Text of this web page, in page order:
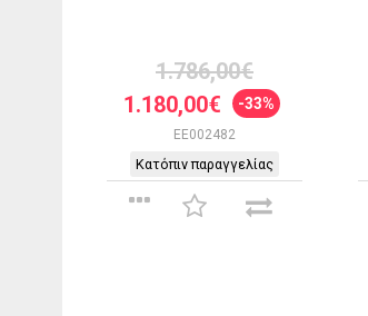
1.786,00€
1.180,00€
-33%
EE002482
Κατόπιν παραγγελίας